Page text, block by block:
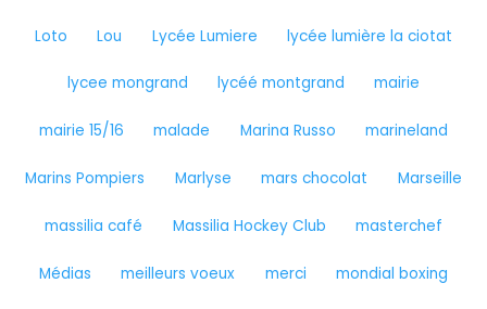
Loto Lou Lycée Lumiere lycée lumière la ciotat
lycee mongrand lycéé montgrand mairie
mairie 15/16 malade Marina Russo marineland
Marins Pompiers Marlyse mars chocolat Marseille
massilia café Massilia Hockey Club masterchef
Médias meilleurs voeux merci mondial boxing